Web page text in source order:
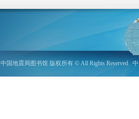
中国地震局图书馆 版权所有 © All Rights Reserved